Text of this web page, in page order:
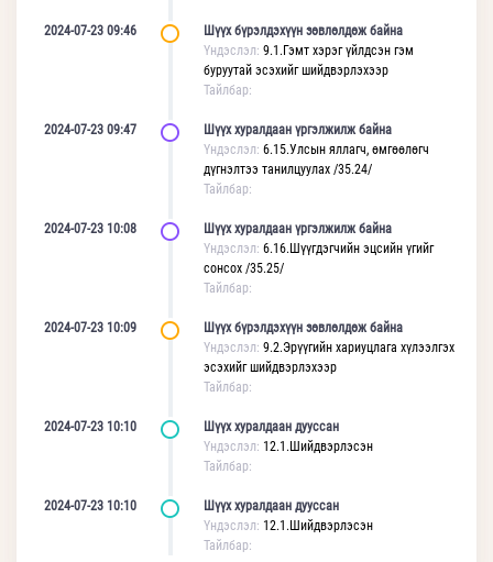
2024-07-23 09:46
Шүүх бүрэлдэхүүн зөвлөлдөж байна
Үндэслэл: 9.1.Гэмт хэрэг үйлдсэн гэм
буруутай эсэхийг шийдвэрлэхээр
Тайлбар:
2024-07-23 09:47
Шүүх хуралдаан үргэлжилж байна
Үндэслэл: 6.15.Улсын яллагч, өмгөөлөгч
дүгнэлтээ танилцуулах /35.24/
Тайлбар:
2024-07-23 10:08
Шүүх хуралдаан үргэлжилж байна
Үндэслэл: 6.16.Шүүгдэгчийн эцсийн үгийг
сонсох /35.25/
Тайлбар:
2024-07-23 10:09
Шүүх бүрэлдэхүүн зөвлөлдөж байна
Үндэслэл: 9.2.Эрүүгийн хариуцлага хүлээлгэх
эсэхийг шийдвэрлэхээр
Тайлбар:
2024-07-23 10:10
Шүүх хуралдаан дууссан
Үндэслэл: 12.1.Шийдвэрлэсэн
Тайлбар:
2024-07-23 10:10
Шүүх хуралдаан дууссан
Үндэслэл: 12.1.Шийдвэрлэсэн
Тайлбар: